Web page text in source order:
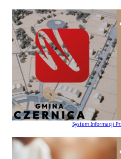
System Informacji